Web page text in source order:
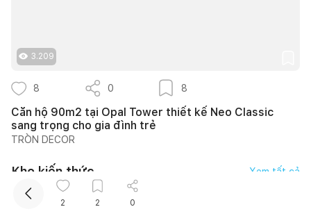
3.209
8 0 8
Căn hộ 90m2 tại Opal Tower thiết kế Neo Classic
sang trọng cho gia đình trẻ
TRÒN DECOR
Kho kiến thức Xem tất cả
Nguyễn An Chi
2 2 0
Mua sắm hoàn thiện nhà